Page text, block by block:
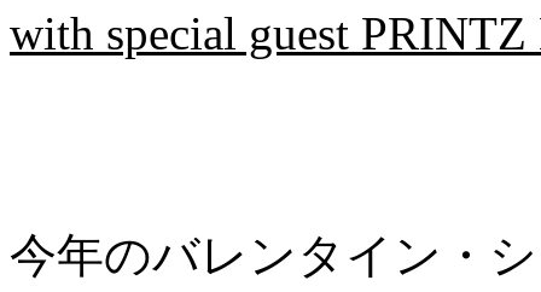
with special guest
今年のバレンタイン・